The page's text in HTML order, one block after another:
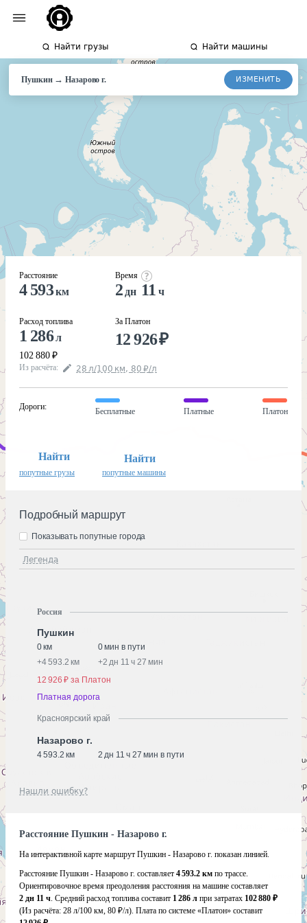
Найти грузы Найти машины
Пушкин→Назаровог. ИЗМЕНИТЬ
Расстояние
4 593км
Расход топлива
1 286л
102 880 ₽
Время
2 дн 11 ч
За Платон
12 926₽
Из расчёта: 28 л/100 км, 80 ₽/л
Дороги:
Бесплатные Платные Платон
Найти
попутные грузы
Найти
попутные машины
Подробный маршрут
Легенда
Показывать попутные города
Россия
Пушкин
0 км
0 мин в пути
+4 593.2 км +2 дн 11 ч 27 мин
12 926 ₽ за Платон
Платная дорога
Красноярский край
Назарово г.
4 593.2 км 2 дн 11 ч 27 мин в пути
Нашли ошибку?
Расстояние Пушкин - Назарово г.
На интерактивной карте маршрут Пушкин - Назарово г. показан линией.
Расстояние Пушкин - Назарово г. составляет 4 593.2 км по трассе.
Ориентировочное время преодоления расстояния на машине составляет
2 дн 11 ч. Средний расход топлива составит 1 286 л при затратах 102 880 ₽
(Из расчёта: 28 л/100 км, 80 ₽/л). Плата по системе «Платон» составит